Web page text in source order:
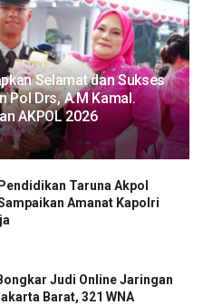
Selamat dan Sukses
Pol Drs, A.M Kamal.
AKPOL 2026
Taruna Akpol
Amanat Kapolri
Judi Online Jaringan
Barat, 321 WNA